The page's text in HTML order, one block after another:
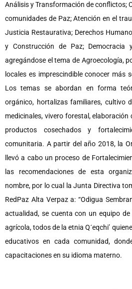
Análisis y Transformación de conflictos;
comunidades de Paz; Atención en el
Justicia Restaurativa; Derechos
y Construcción de Paz; Democracia
agregándose el tema de Agroecología,
locales es imprescindible conocer más
Los temas se abordan en forma
orgánico, hortalizas familiares, cultivo
medicinales, vivero forestal,
productos cosechados y
comunitaria. A partir del año 2018, la
llevó a cabo un proceso de
las recomendaciones de esta
nombre, por lo cual la Junta Directiva
RedPaz Alta Verpaz a: “Odigua
actualidad, se cuenta con un equipo
agrícola, todos de la etnia Q´eqchi’
educativos en cada comunidad,
capacitaciones en su idioma materno.